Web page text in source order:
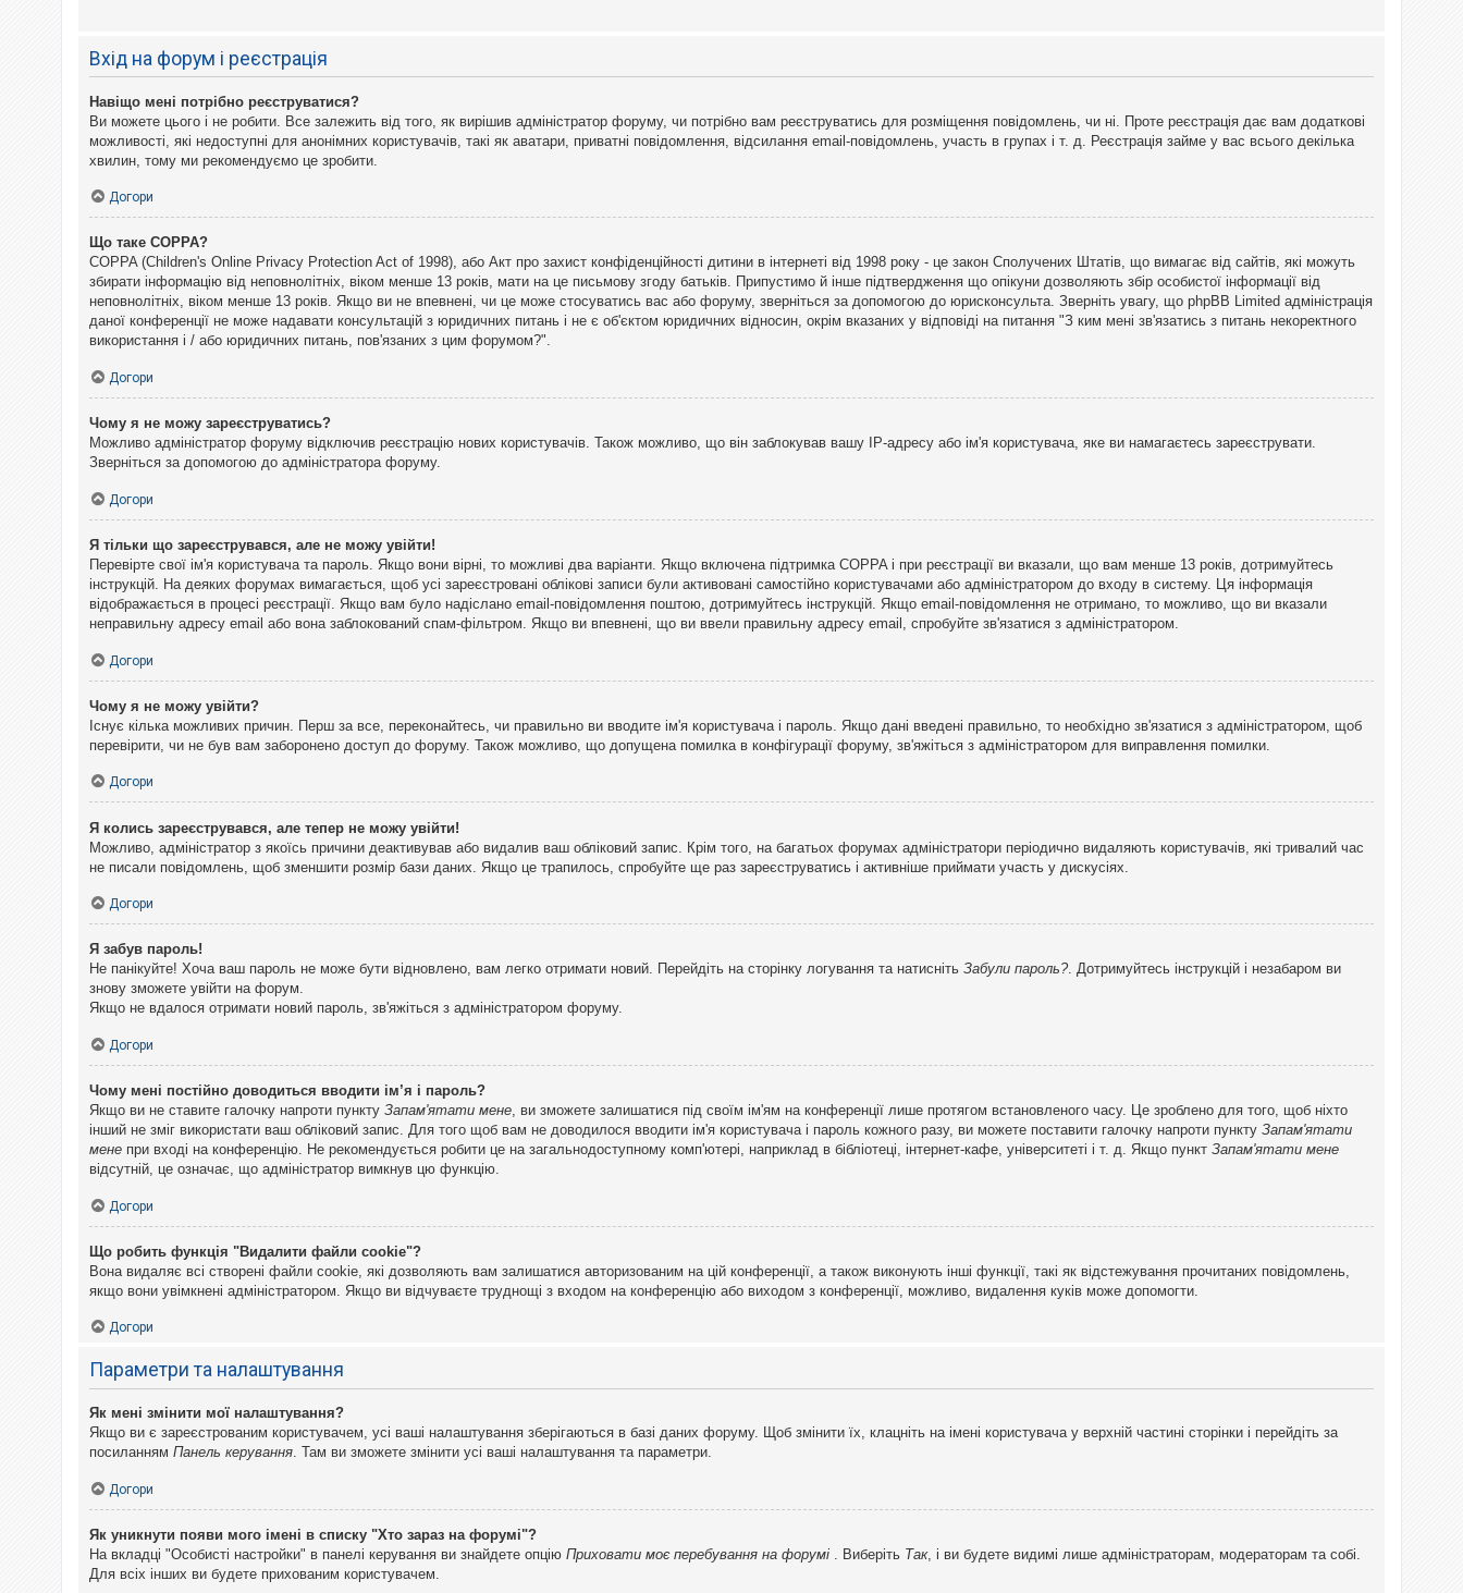
Вхід на форум і реєстрація
Навіщо мені потрібно реєструватися?
Ви можете цього і не робити. Все залежить від того, як вирішив адміністратор форуму, чи потрібно вам реєструватись для розміщення повідомлень, чи ні. Проте реєстрація дає вам додаткові
можливості, які недоступні для анонімних користувачів, такі як аватари, приватні повідомлення, відсилання email-повідомлень, участь в групах і т. д. Реєстрація займе у вас всього декілька
хвилин, тому ми рекомендуємо це зробити.
Догори
Що таке COPPA?
COPPA (Children's Online Privacy Protection Act of 1998), або Акт про захист конфіденційності дитини в інтернеті від 1998 року - це закон Сполучених Штатів, що вимагає від сайтів, які можуть
збирати інформацію від неповнолітніх, віком менше 13 років, мати на це письмову згоду батьків. Припустимо й інше підтвердження що опікуни дозволяють збір особистої інформації від
неповнолітніх, віком менше 13 років. Якщо ви не впевнені, чи це може стосуватись вас або форуму, зверніться за допомогою до юрисконсульта. Зверніть увагу, що phpBB Limited адміністрація
даної конференції не може надавати консультацій з юридичних питань і не є об'єктом юридичних відносин, окрім вказаних у відповіді на питання "З ким мені зв'язатись з питань некоректного
використання і / або юридичних питань, пов'язаних з цим форумом?".
Догори
Чому я не можу зареєструватись?
Можливо адміністратор форуму відключив реєстрацію нових користувачів. Також можливо, що він заблокував вашу IP-адресу або ім'я користувача, яке ви намагаєтесь зареєструвати.
Зверніться за допомогою до адміністратора форуму.
Догори
Я тільки що зареєструвався, але не можу увійти!
Перевірте свої ім'я користувача та пароль. Якщо вони вірні, то можливі два варіанти. Якщо включена підтримка COPPA і при реєстрації ви вказали, що вам менше 13 років, дотримуйтесь
інструкцій. На деяких форумах вимагається, щоб усі зареєстровані облікові записи були активовані самостійно користувачами або адміністратором до входу в систему. Ця інформація
відображається в процесі реєстрації. Якщо вам було надіслано email-повідомлення поштою, дотримуйтесь інструкцій. Якщо email-повідомлення не отримано, то можливо, що ви вказали
неправильну адресу email або вона заблокований спам-фільтром. Якщо ви впевнені, що ви ввели правильну адресу email, спробуйте зв'язатися з адміністратором.
Догори
Чому я не можу увійти?
Існує кілька можливих причин. Перш за все, переконайтесь, чи правильно ви вводите ім'я користувача і пароль. Якщо дані введені правильно, то необхідно зв'язатися з адміністратором, щоб
перевірити, чи не був вам заборонено доступ до форуму. Також можливо, що допущена помилка в конфігурації форуму, зв'яжіться з адміністратором для виправлення помилки.
Догори
Я колись зареєструвався, але тепер не можу увійти!
Можливо, адміністратор з якоїсь причини деактивував або видалив ваш обліковий запис. Крім того, на багатьох форумах адміністратори періодично видаляють користувачів, які тривалий час
не писали повідомлень, щоб зменшити розмір бази даних. Якщо це трапилось, спробуйте ще раз зареєструватись і активніше приймати участь у дискусіях.
Догори
Я забув пароль!
Не панікуйте! Хоча ваш пароль не може бути відновлено, вам легко отримати новий. Перейдіть на сторінку логування та натисніть Забули пароль?. Дотримуйтесь інструкцій і незабаром ви
знову зможете увійти на форум.
Якщо не вдалося отримати новий пароль, зв'яжіться з адміністратором форуму.
Догори
Чому мені постійно доводиться вводити ім’я і пароль?
Якщо ви не ставите галочку напроти пункту Запам'ятати мене, ви зможете залишатися під своїм ім'ям на конференції лише протягом встановленого часу. Це зроблено для того, щоб ніхто
інший не зміг використати ваш обліковий запис. Для того щоб вам не доводилося вводити ім'я користувача і пароль кожного разу, ви можете поставити галочку напроти пункту Запам'ятати
мене при вході на конференцію. Не рекомендується робити це на загальнодоступному комп'ютері, наприклад в бібліотеці, інтернет-кафе, університеті і т. д. Якщо пункт Запам'ятати мене
відсутній, це означає, що адміністратор вимкнув цю функцію.
Догори
Що робить функція "Видалити файли cookie"?
Вона видаляє всі створені файли cookie, які дозволяють вам залишатися авторизованим на цій конференції, а також виконують інші функції, такі як відстежування прочитаних повідомлень,
якщо вони увімкнені адміністратором. Якщо ви відчуваєте труднощі з входом на конференцію або виходом з конференції, можливо, видалення куків може допомогти.
Догори
Параметри та налаштування
Як мені змінити мої налаштування?
Якщо ви є зареєстрованим користувачем, усі ваші налаштування зберігаються в базі даних форуму. Щоб змінити їх, клацніть на імені користувача у верхній частині сторінки і перейдіть за
посиланням Панель керування. Там ви зможете змінити усі ваші налаштування та параметри.
Догори
Як уникнути появи мого імені в списку "Хто зараз на форумі"?
На вкладці "Особисті настройки" в панелі керування ви знайдете опцію Приховати моє перебування на форумі . Виберіть Так, і ви будете видимі лише адміністраторам, модераторам та собі.
Для всіх інших ви будете прихованим користувачем.